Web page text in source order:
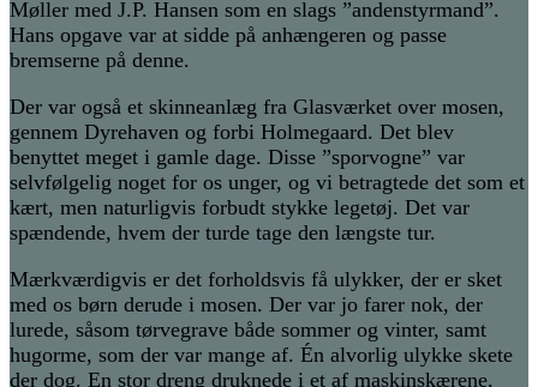
Møller med J.P. Hansen som en slags ”andenstyrmand”.
Hans opgave var at sidde på anhængeren og passe
bremserne på denne.
Der var også et skinneanlæg fra Glasværket over mosen,
gennem Dyrehaven og forbi Holmegaard. Det blev
benyttet meget i gamle dage. Disse ”sporvogne” var
selvfølgelig noget for os unger, og vi betragtede det som et
kært, men naturligvis forbudt stykke legetøj. Det var
spændende, hvem der turde tage den længste tur.
Mærkværdigvis er det forholdsvis få ulykker, der er sket
med os børn derude i mosen. Der var jo farer nok, der
lurede, såsom tørvegrave både sommer og vinter, samt
hugorme, som der var mange af. Én alvorlig ulykke skete
der dog. En stor dreng druknede i et af maskinskærene,